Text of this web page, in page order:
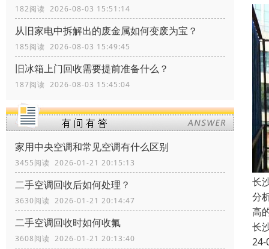
182阅读 2026-08-03 15:51:14
从旧家电中拆解出的废金属如何变废为宝？
185阅读 2026-08-03 15:49:45
旧冰箱上门回收需要提前准备什么？
187阅读 2026-08-03 15:45:04
家用中央空调和常见空调有什么区别
3455阅读 2026-01-21 20:15:13
二手空调回收后如何处理？
3630阅读 2026-01-21 20:14:47
二手空调回收时如何收氟
3608阅读 2026-01-21 20:13:40
长
分
高
长
24-